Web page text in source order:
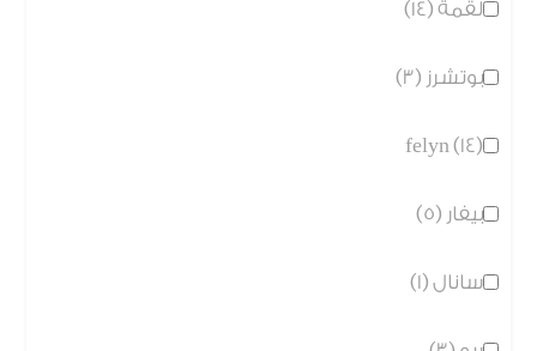
لقمة (14)
بوتشرز (3)
felyn (14)
بيفار (5)
سانال (1)